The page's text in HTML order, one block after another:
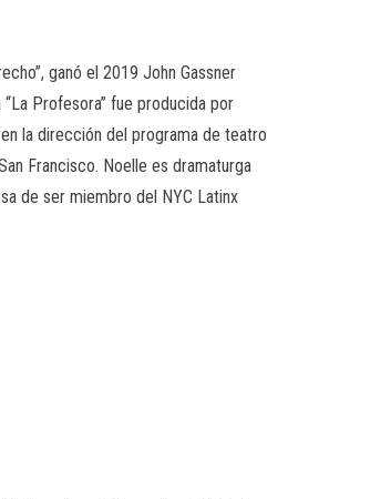
ganó el 2019 John Gassner
La Profesora” fue producida por
la dirección del programa de teatro
Francisco. Noelle es dramaturga
de ser miembro del NYC Latinx